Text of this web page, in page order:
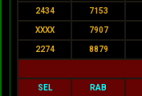
2434 7153
XXXX 7907
2274 8879
SEL RAB